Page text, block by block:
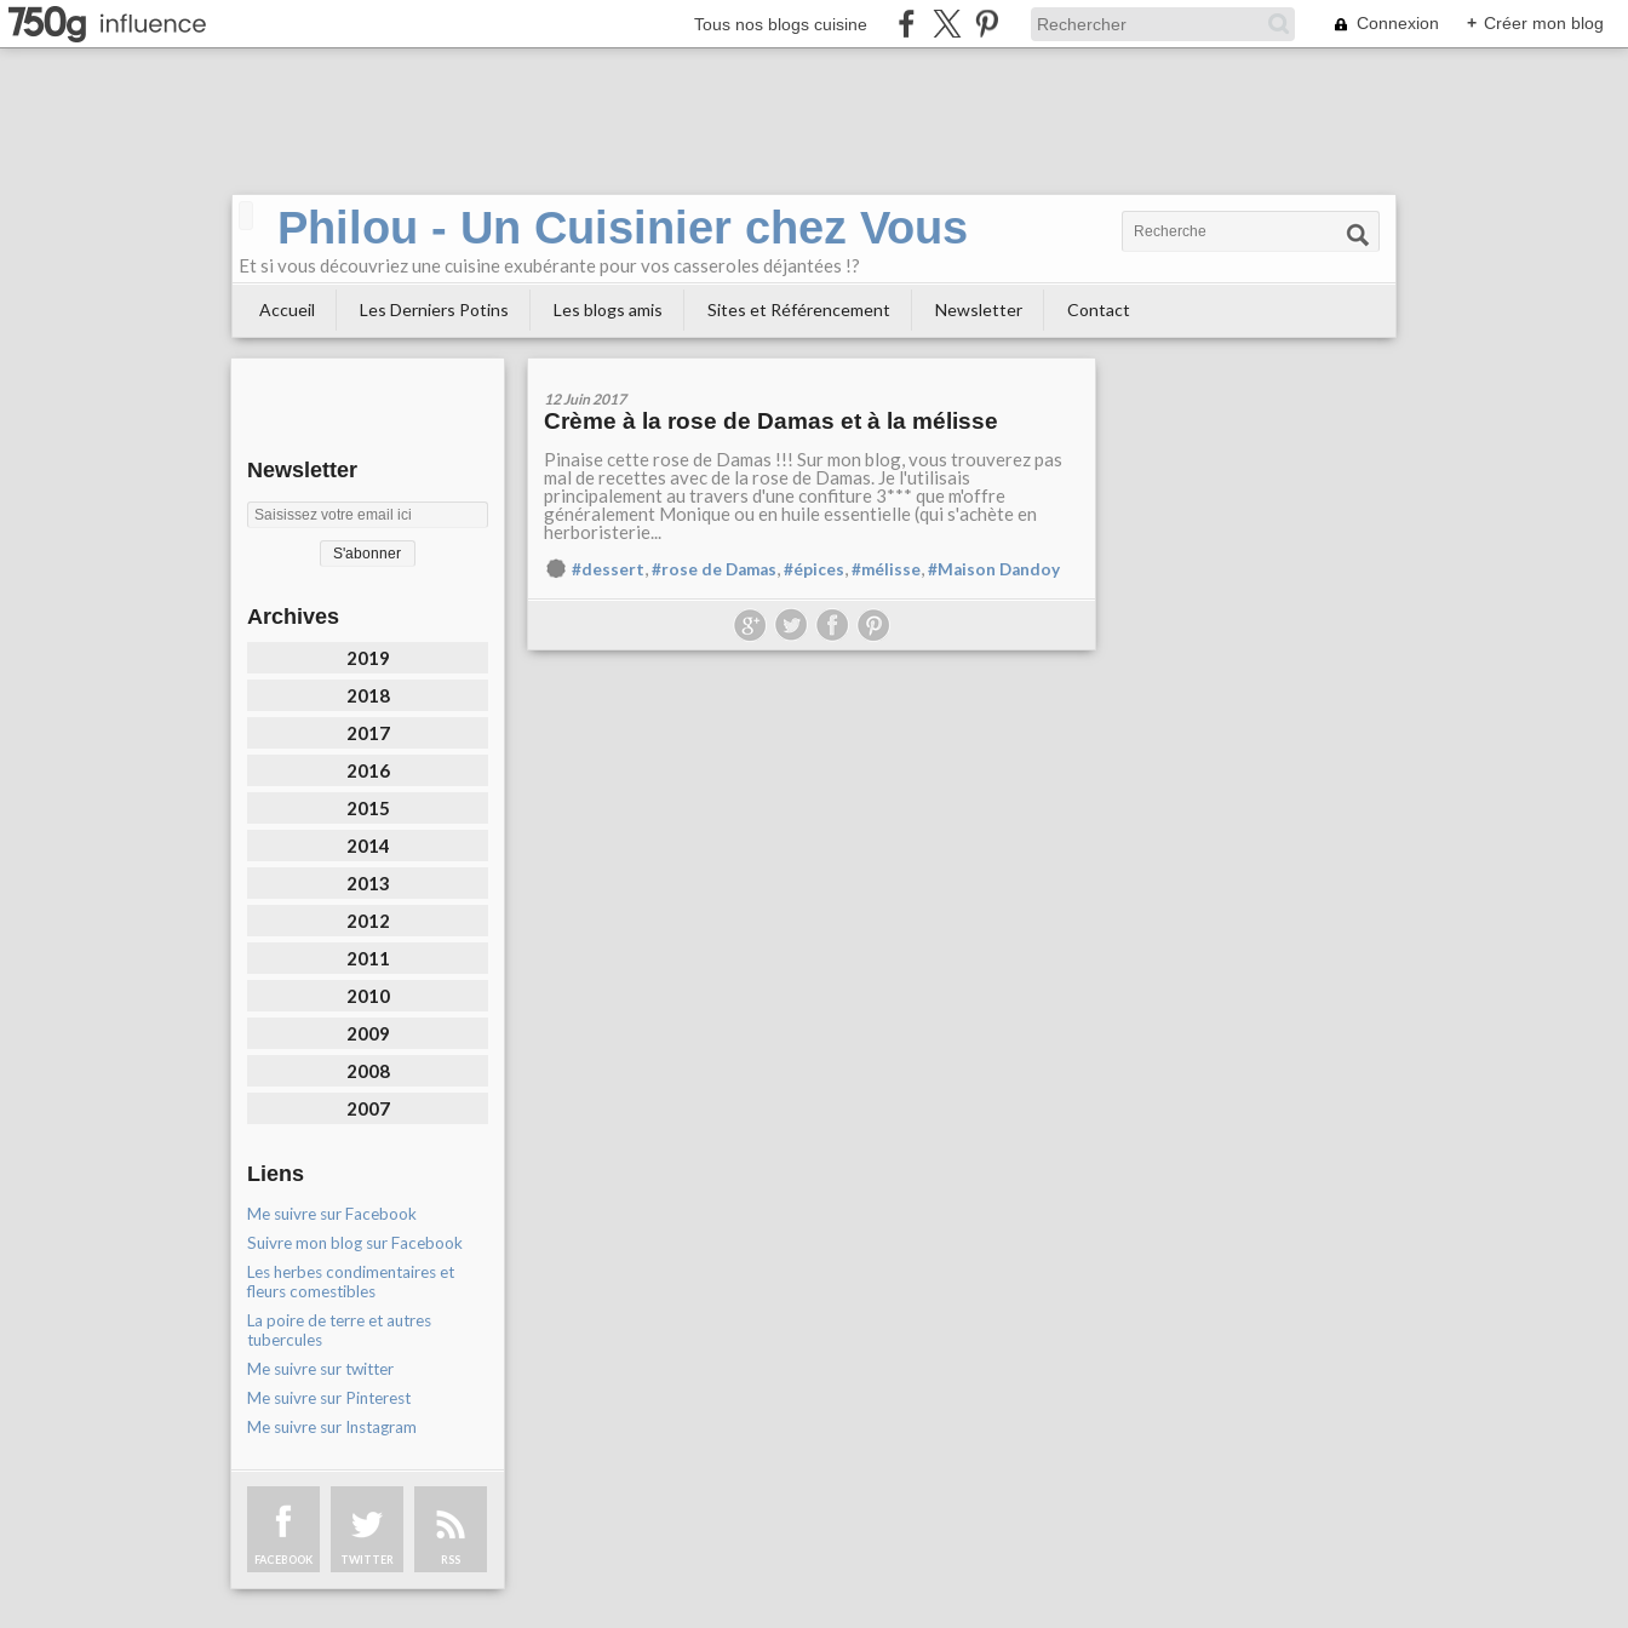
Tous nos blogs cuisine Connexion + Créer mon blog
Philou - Un Cuisinier chez Vous
Et si vous découvriez une cuisine exubérante pour vos casseroles déjantées !?
Accueil Les Derniers Potins Les blogs amis Sites et Référencement Newsletter Contact
Newsletter
Archives
2019
2018
2017
2016
2015
2014
2013
2012
2011
2010
2009
2008
2007
Liens
Me suivre sur Facebook
Suivre mon blog sur Facebook
Les herbes condimentaires et
fleurs comestibles
La poire de terre et autres
tubercules
Me suivre sur twitter
Me suivre sur Pinterest
Me suivre sur Instagram
FACEBOOK TWITTER RSS
12 Juin 2017
Crème à la rose de Damas et à la mélisse
Pinaise cette rose de Damas !!! Sur mon blog, vous trouverez pas
mal de recettes avec de la rose de Damas. Je l'utilisais
principalement au travers d'une confiture 3*** que m'offre
généralement Monique ou en huile essentielle (qui s'achète en
herboristerie...
#dessert,#rose de Damas,#épices,#mélisse,#Maison Dandoy